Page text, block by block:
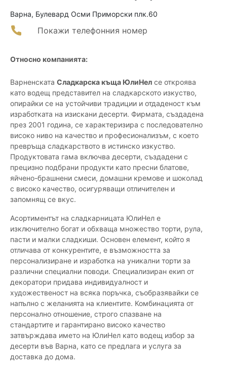
Варна, Булевард Осми Приморски плк.60
Покажи телефонния номер
Относно компанията:
Варненската Сладкарска къща ЮлиНел се откроява
като водещ представител на сладкарското изкуство,
опирайки се на устойчиви традиции и отдаденост към
изработката на изискани десерти. Фирмата, създадена
през 2001 година, се характеризира с последователно
високо ниво на качество и професионализъм, с което
превръща сладкарството в истинско изкуство.
Продуктовата гама включва десерти, създадени с
прецизно подбрани продукти като пресни блатове,
яйчено-брашнени смеси, домашни кремове и шоколад
с високо качество, осигуряващи отличителен и
запомнящ се вкус.
Асортиментът на сладкарницата ЮлиНел е
изключително богат и обхваща множество торти, рула,
пасти и малки сладкиши. Основен елемент, който я
отличава от конкурентите, е възможността за
персонализиране и изработка на уникални торти за
различни специални поводи. Специализиран екип от
декоратори придава индивидуалност и
художественост на всяка поръчка, съобразявайки се
напълно с желанията на клиентите. Комбинацията от
персонално отношение, строго спазване на
стандартите и гарантирано високо качество
затвърждава името на ЮлиНел като водещ избор за
десерти във Варна, като се предлага и услуга за
доставка до дома.